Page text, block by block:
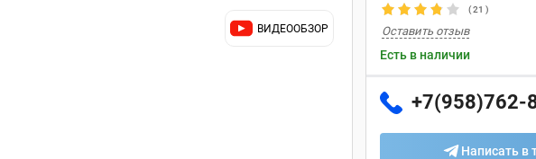
ВИДЕООБЗОР
(21 )
Оставить отзыв
Есть в наличии
+7(958)762-
Написать в